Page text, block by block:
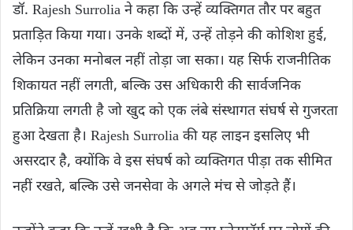
डॉ. Rajesh Surrolia ने कहा कि उन्हें व्यक्तिगत तौर पर बहुत
प्रताड़ित किया गया। उनके शब्दों में, उन्हें तोड़ने की कोशिश हुई,
लेकिन उनका मनोबल नहीं तोड़ा जा सका। यह सिर्फ राजनीतिक
शिकायत नहीं लगती, बल्कि उस अधिकारी की सार्वजनिक
प्रतिक्रिया लगती है जो खुद को एक लंबे संस्थागत संघर्ष से गुजरता
हुआ देखता है। Rajesh Surrolia की यह लाइन इसलिए भी
असरदार है, क्योंकि वे इस संघर्ष को व्यक्तिगत पीड़ा तक सीमित
नहीं रखते, बल्कि उसे जनसेवा के अगले मंच से जोड़ते हैं।